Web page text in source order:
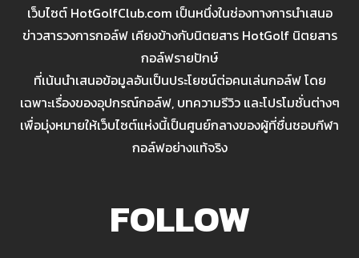
เว็บไซต์ HotGolfClub.com เป็นหนึ่งในช่องทางการนำเสนอ
ข่าวสารวงการกอล์ฟ เคียงข้างกับนิตยสาร HotGolf นิตยสาร
กอล์ฟรายปักษ์
ที่เน้นนำเสนอข้อมูลอันเป็นประโยชน์ต่อคนเล่นกอล์ฟ โดย
เฉพาะเรื่องของอุปกรณ์กอล์ฟ, บทความรีวิว และโปรโมชั่นต่างๆ
เพื่อมุ่งหมายให้เว็บไซต์แห่งนี้เป็นศูนย์กลางของผู้ที่ชื่นชอบกีฬา
กอล์ฟอย่างแท้จริง
FOLLOW